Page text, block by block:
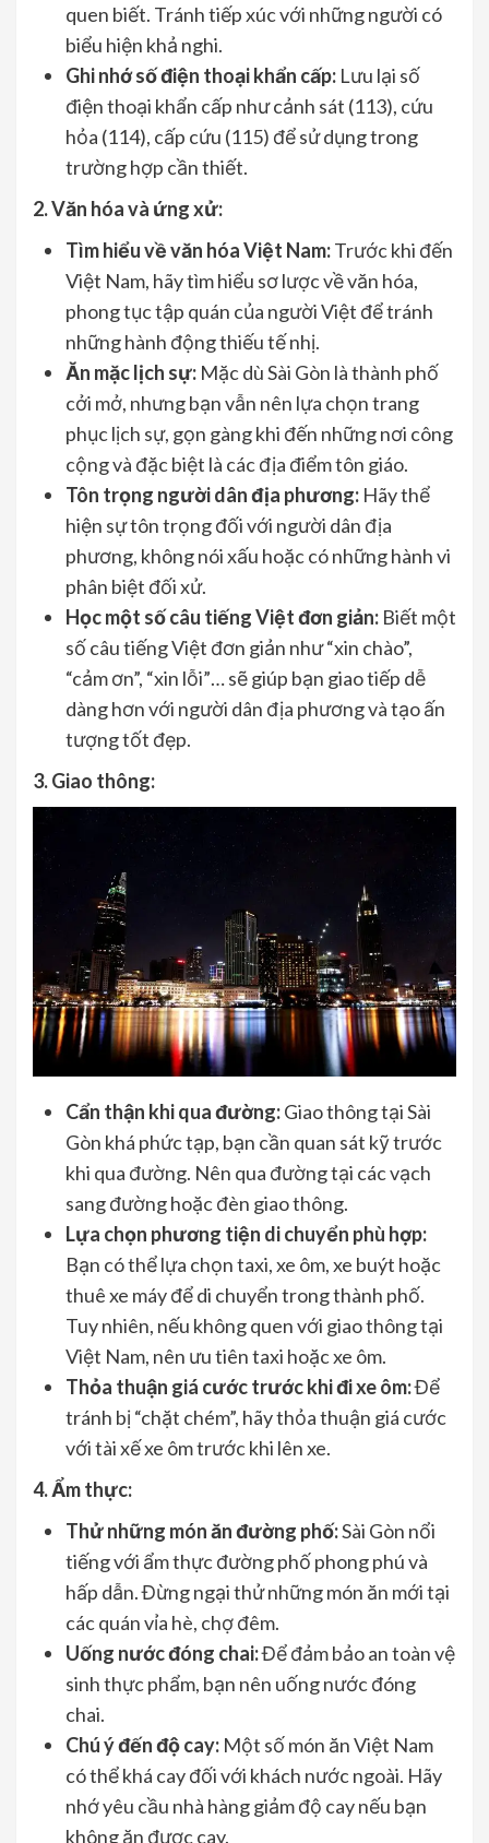
quen biết. Tránh tiếp xúc với những người có
biểu hiện khả nghi.
Ghi nhớ số điện thoại khẩn cấp: Lưu lại số
điện thoại khẩn cấp như cảnh sát (113), cứu
hỏa (114), cấp cứu (115) để sử dụng trong
trường hợp cần thiết.
2. Văn hóa và ứng xử:
Tìm hiểu về văn hóa Việt Nam:Trước khi đến
Việt Nam, hãy tìm hiểu sơ lược về văn hóa,
phong tục tập quán của người Việt để tránh
những hành động thiếu tế nhị.
Ăn mặc lịch sự: Mặc dù Sài Gòn là thành phố
cởi mở, nhưng bạn vẫn nên lựa chọn trang
phục lịch sự, gọn gàng khi đến những nơi công
cộng và đặc biệt là các địa điểm tôn giáo.
Tôn trọng người dân địa phương: Hãy thể
hiện sự tôn trọng đối với người dân địa
phương, không nói xấu hoặc có những hành vi
phân biệt đối xử.
Học một số câu tiếng Việt đơn giản: Biết một
số câu tiếng Việt đơn giản như “xin chào”,
“cảm ơn”, “xin lỗi”… sẽ giúp bạn giao tiếp dễ
dàng hơn với người dân địa phương và tạo ấn
tượng tốt đẹp.
3. Giao thông:
Cẩn thận khi qua đường:Giao thông tại Sài
Gòn khá phức tạp, bạn cần quan sát kỹ trước
khi qua đường. Nên qua đường tại các vạch
sang đường hoặc đèn giao thông.
Lựa chọn phương tiện di chuyển phù hợp:
Bạn có thể lựa chọn taxi, xe ôm, xe buýt hoặc
thuê xe máy để di chuyển trong thành phố.
Tuy nhiên, nếu không quen với giao thông tại
Việt Nam, nên ưu tiên taxi hoặc xe ôm.
Thỏa thuận giá cước trước khi đi xe ôm:Để
tránh bị “chặt chém”, hãy thỏa thuận giá cước
với tài xế xe ôm trước khi lên xe.
4. Ẩm thực:
Thử những món ăn đường phố:Sài Gòn nổi
tiếng với ẩm thực đường phố phong phú và
hấp dẫn. Đừng ngại thử những món ăn mới tại
các quán vỉa hè, chợ đêm.
Uống nước đóng chai:Để đảm bảo an toàn vệ
sinh thực phẩm, bạn nên uống nước đóng
chai.
Chú ý đến độ cay: Một số món ăn Việt Nam
có thể khá cay đối với khách nước ngoài. Hãy
nhớ yêu cầu nhà hàng giảm độ cay nếu bạn
không ăn được cay.